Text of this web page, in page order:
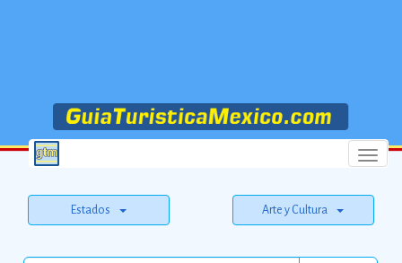
Menu
Estados Arte y Cultura